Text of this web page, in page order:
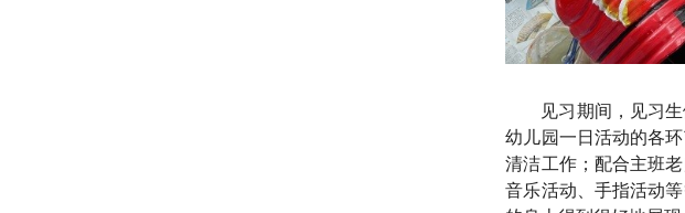
见习期间，见习
幼儿园一日活动的各
清洁工作；配合主班
音乐活动、手指活动